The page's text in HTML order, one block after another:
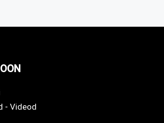
- Videod